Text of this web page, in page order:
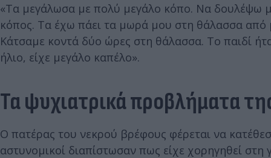
«Τα μεγάλωσα με πολύ μεγάλο κόπο. Να δουλέψω
κόπος. Τα έχω πάει τα μωρά μου στη θάλασσα από
Κάτσαμε κοντά δύο ώρες στη θάλασσα. Το παιδί
ήλιο, είχε μεγάλο καπέλο».
Τα ψυχιατρικά προβλήματα
Ο πατέρας του νεκρού βρέφους φέρεται να
αστυνομικοί διαπίστωσαν πως είχε χορηγηθεί